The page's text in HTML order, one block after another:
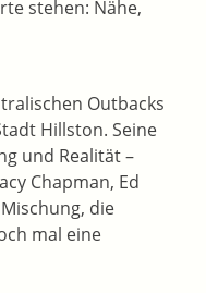
stehen: Nähe,
Outbacks
Hillston. Seine
und Realität –
Chapman, Ed
die
mal eine